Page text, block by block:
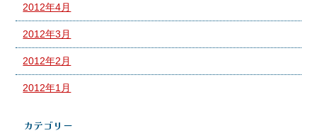
2012年4月
2012年3月
2012年2月
2012年1月
カテゴリー